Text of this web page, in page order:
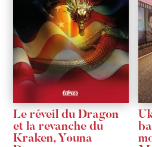
Le réveil du Dragon
et la revanche du
Kraken, Youna